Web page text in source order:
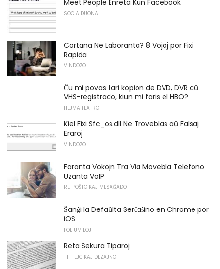
Meet People Enreta Kun Facebook
SOCIA DUONA
Cortana Ne Laboranta? 8 Vojoj por Fixi
Rapida
VINDOZO
Ĉu mi povas fari kopion de DVD, DVR aŭ
VHS-registrado, kiun mi faris el HBO?
HEJMA TEATRO
Kiel Fixi Sfc_os.dll Ne Troveblas aŭ Falsaj
Eraroj
VINDOZO
Faranta Vokojn Tra Via Movebla Telefono
Uzanta VoIP
RETPOŜTO KAJ MESAĜADO
Ŝanĝi la Defaŭlta Serĉaŝino en Chrome por
iOS
FOLIUMILOJ
Reta Sekura Tiparoj
TTT-EJO KAJ DEZAJNO